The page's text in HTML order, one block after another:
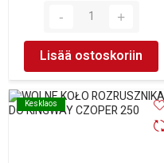
Lisää ostoskoriin
Kesklaos
Kesklaos